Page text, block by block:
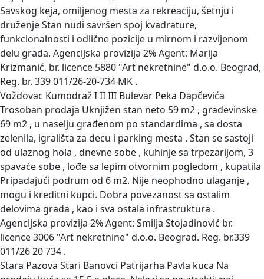
Savskog keja, omiljenog mesta za rekreaciju, šetnju i
druženje Stan nudi savršen spoj kvadrature,
funkcionalnosti i odlične pozicije u mirnom i razvijenom
delu grada. Agencijska provizija 2% Agent: Marija
Krizmanić, br. licence 5880 "Art nekretnine" d.o.o. Beograd,
Reg. br. 339 011/26-20-734 MK .
Voždovac Kumodraž I II III Bulevar Peka Dapčevića
Trosoban prodaja Uknjižen stan neto 59 m2 , građevinske
69 m2 , u naselju građenom po standardima , sa dosta
zelenila, igrališta za decu i parking mesta . Stan se sastoji
od ulaznog hola , dnevne sobe , kuhinje sa trpezarijom, 3
spavaće sobe , lođe sa lepim otvornim pogledom , kupatila
Pripadajući podrum od 6 m2. Nije neophodno ulaganje ,
mogu i kreditni kupci. Dobra povezanost sa ostalim
delovima grada , kao i sva ostala infrastruktura .
Agencijska provizija 2% Agent: Smilja Stojadinović br.
licence 3006 "Art nekretnine" d.o.o. Beograd. Reg. br.339
011/26 20 734 .
Stara Pazova Stari Banovci Patrijarha Pavla kuca Na